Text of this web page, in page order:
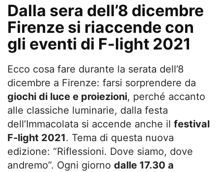
Dalla sera dell’8 dicembre
Firenze si riaccende con
gli eventi di F-light 2021
Ecco cosa fare durante la serata dell’8
dicembre a Firenze: farsi sorprendere da
giochi di luce e proiezioni, perché accanto
alle classiche luminarie, dalla festa
dell’Immacolata si accende anche il festival
F-light 2021. Tema di questa nuova
edizione: “Riflessioni. Dove siamo, dove
andremo”. Ogni giorno dalle 17.30 a